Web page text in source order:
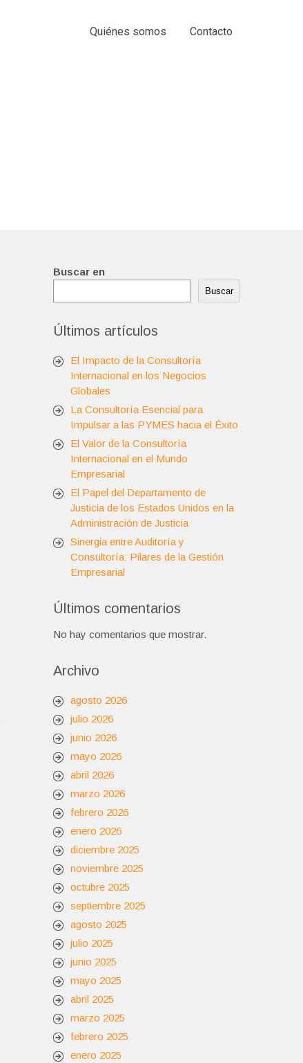
Quiénes somos Contacto
Buscar en
Buscar
Últimos artículos
El Impacto de la Consultoría
Internacional en los Negocios
Globales
La Consultoría Esencial para
Impulsar a las PYMES hacia el Éxito
El Valor de la Consultoría
Internacional en el Mundo
Empresarial
El Papel del Departamento de
Justicia de los Estados Unidos en la
Administración de Justicia
Sinergia entre Auditoría y
Consultoría: Pilares de la Gestión
Empresarial
Últimos comentarios
No hay comentarios que mostrar.
Archivo
agosto 2026
julio 2026
junio 2026
mayo 2026
abril 2026
marzo 2026
febrero 2026
enero 2026
diciembre 2025
noviembre 2025
octubre 2025
septiembre 2025
agosto 2025
julio 2025
junio 2025
mayo 2025
abril 2025
marzo 2025
febrero 2025
enero 2025